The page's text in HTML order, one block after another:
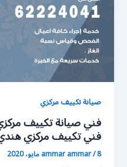
صيانة تكييف مركزي
فني تكييف مركزي
ammar ammar/8 مايو، 2020